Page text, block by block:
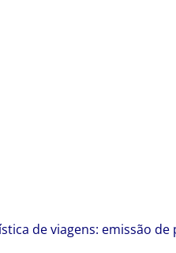
de viagens: emissão